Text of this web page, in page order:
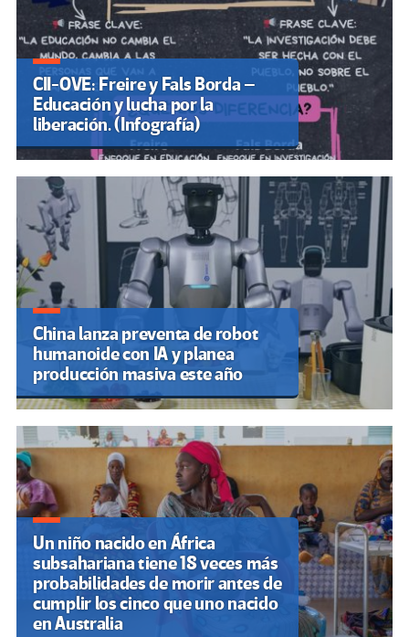
CII-OVE: Freire y Fals Borda –
Educación y lucha por la
liberación. (Infografía)
China lanza preventa de robot
humanoide con IA y planea
producción masiva este año
Un niño nacido en África
subsahariana tiene 18 veces más
probabilidades de morir antes de
cumplir los cinco que uno nacido
en Australia